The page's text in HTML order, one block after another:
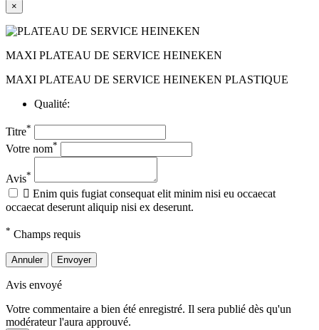
×
MAXI PLATEAU DE SERVICE HEINEKEN
MAXI PLATEAU DE SERVICE HEINEKEN PLASTIQUE
Qualité:
Titre*
Votre nom*
Avis*
 Enim quis fugiat consequat elit minim nisi eu occaecat
occaecat deserunt aliquip nisi ex deserunt.
* Champs requis
Annuler Envoyer
Avis envoyé
Votre commentaire a bien été enregistré. Il sera publié dès qu'un
modérateur l'aura approuvé.